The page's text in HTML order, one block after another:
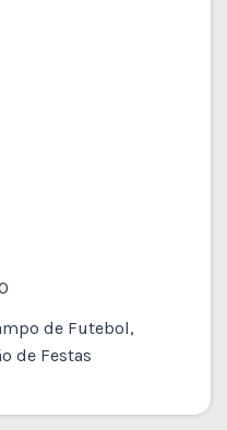
de Futebol,
de Festas